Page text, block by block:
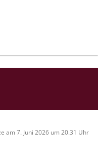
am 7. Juni 2026 um 20.31 Uhr